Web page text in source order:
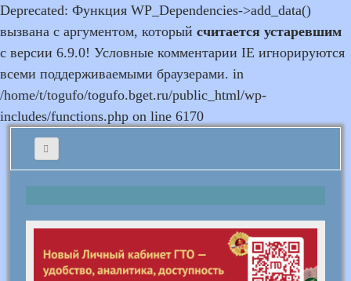
Deprecated: Функция WP_Dependencies->add_data()
вызвана с аргументом, который считается устаревшим
с версии 6.9.0! Условные комментарии IE игнорируются
всеми поддерживаемыми браузерами. in
/home/t/togufo/togufo.bget.ru/public_html/wp-
includes/functions.php on line 6170